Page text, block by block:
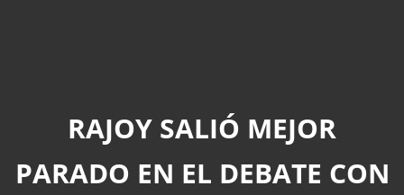
RAJOY SALIÓ MEJOR
PARADO EN EL DEBATE CON